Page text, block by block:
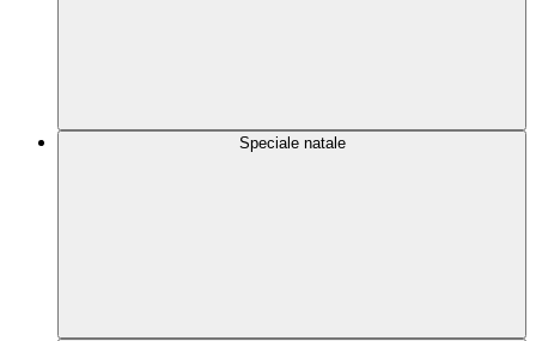
Speciale natale